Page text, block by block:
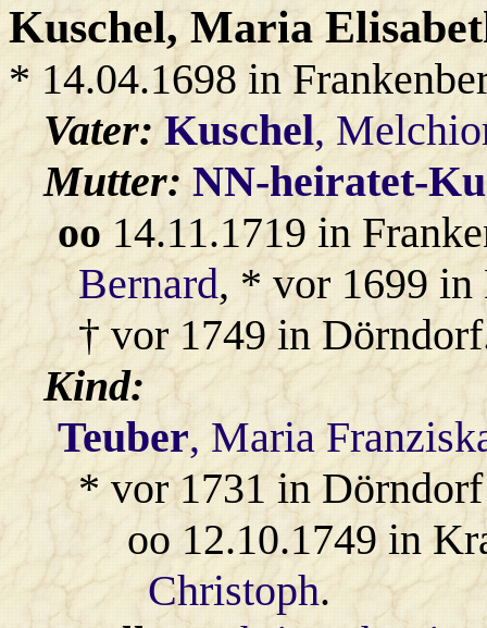
Kuschel, Maria
* 14.04.1698 in
Vater:Kuschel,
Mutter:NN-heiratet-
oo14.11.1719 in
Bernard, * vor 1699 in
† vor 1749 in
Kind:
Teuber, Maria
* vor 1731 in Dörndorf
oo 12.10.1749 in
Christoph.